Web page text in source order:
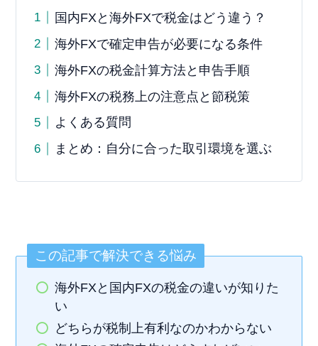
国内FXと海外FXで税金はどう違う？
海外FXで確定申告が必要になる条件
海外FXの税金計算方法と申告手順
海外FXの税務上の注意点と節税策
よくある質問
まとめ：自分に合った取引環境を選ぶ
この記事で解決できる悩み
海外FXと国内FXの税金の違いが知りた
い
どちらが税制上有利なのかわからない